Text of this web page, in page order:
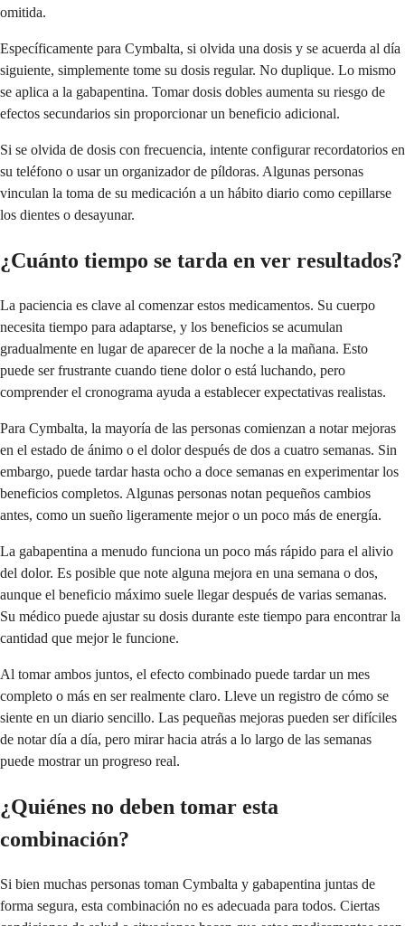
omitida.
Específicamente para Cymbalta, si olvida una dosis y se acuerda al día
siguiente, simplemente tome su dosis regular. No duplique. Lo mismo
se aplica a la gabapentina. Tomar dosis dobles aumenta su riesgo de
efectos secundarios sin proporcionar un beneficio adicional.
Si se olvida de dosis con frecuencia, intente configurar recordatorios en
su teléfono o usar un organizador de píldoras. Algunas personas
vinculan la toma de su medicación a un hábito diario como cepillarse
los dientes o desayunar.
¿Cuánto tiempo se tarda en ver resultados?
La paciencia es clave al comenzar estos medicamentos. Su cuerpo
necesita tiempo para adaptarse, y los beneficios se acumulan
gradualmente en lugar de aparecer de la noche a la mañana. Esto
puede ser frustrante cuando tiene dolor o está luchando, pero
comprender el cronograma ayuda a establecer expectativas realistas.
Para Cymbalta, la mayoría de las personas comienzan a notar mejoras
en el estado de ánimo o el dolor después de dos a cuatro semanas. Sin
embargo, puede tardar hasta ocho a doce semanas en experimentar los
beneficios completos. Algunas personas notan pequeños cambios
antes, como un sueño ligeramente mejor o un poco más de energía.
La gabapentina a menudo funciona un poco más rápido para el alivio
del dolor. Es posible que note alguna mejora en una semana o dos,
aunque el beneficio máximo suele llegar después de varias semanas.
Su médico puede ajustar su dosis durante este tiempo para encontrar la
cantidad que mejor le funcione.
Al tomar ambos juntos, el efecto combinado puede tardar un mes
completo o más en ser realmente claro. Lleve un registro de cómo se
siente en un diario sencillo. Las pequeñas mejoras pueden ser difíciles
de notar día a día, pero mirar hacia atrás a lo largo de las semanas
puede mostrar un progreso real.
¿Quiénes no deben tomar esta
combinación?
Si bien muchas personas toman Cymbalta y gabapentina juntas de
forma segura, esta combinación no es adecuada para todos. Ciertas